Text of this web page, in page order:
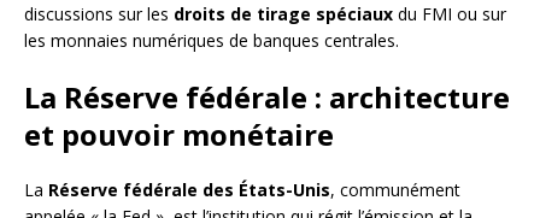
discussions sur les droits de tirage spéciaux du FMI ou sur
les monnaies numériques de banques centrales.
La Réserve fédérale : architecture
et pouvoir monétaire
La Réserve fédérale des États-Unis, communément